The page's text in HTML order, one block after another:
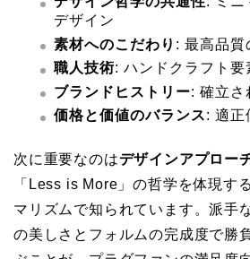
デザイン
素材へのこだわり : 最高品質
職人技術: ハンドクラフト要
ブランドヒストリー: 確立さ
価格と価値のバランス: 適正
次に重要なのはデザインアプロー
「Less is More」の哲学を体現す
マリズムで知られています。派手
の美しさとフォルムの完成度で勝